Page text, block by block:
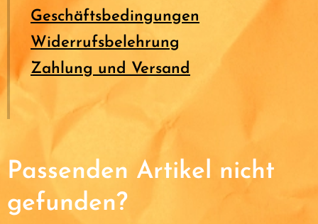
Geschäftsbedingungen
Widerrufsbelehrung
Zahlung und Versand
Passenden Artikel nicht
gefunden?